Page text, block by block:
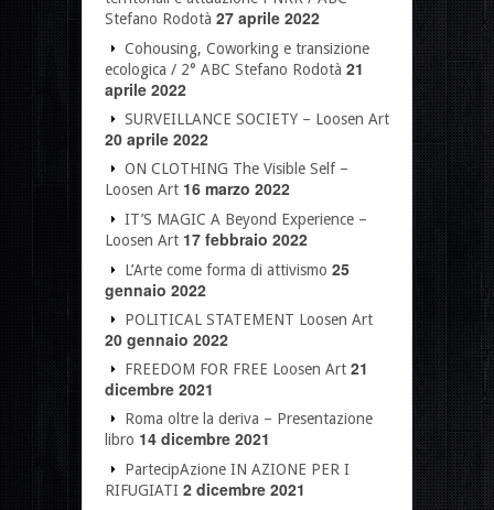
Stefano Rodotà 27 aprile 2022
Cohousing, Coworking e transizione
ecologica / 2° ABC Stefano Rodotà 21
aprile 2022
SURVEILLANCE SOCIETY – Loosen Art
20 aprile 2022
ON CLOTHING The Visible Self –
Loosen Art 16 marzo 2022
IT’S MAGIC A Beyond Experience –
Loosen Art 17 febbraio 2022
L’Arte come forma di attivismo 25
gennaio 2022
POLITICAL STATEMENT Loosen Art
20 gennaio 2022
FREEDOM FOR FREE Loosen Art 21
dicembre 2021
Roma oltre la deriva – Presentazione
libro 14 dicembre 2021
PartecipAzione IN AZIONE PER I
RIFUGIATI 2 dicembre 2021